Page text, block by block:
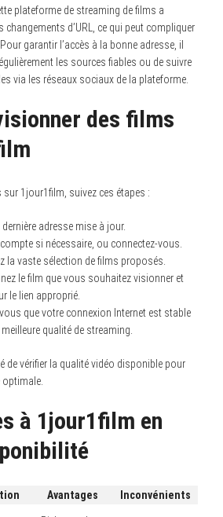
plateforme de streaming de films a
changements d’URL, ce qui peut compliquer
garantir l’accès à la bonne adresse, il
les sources fiables ou de suivre
via les réseaux sociaux de la plateforme.
des films
1jour1film, suivez ces étapes :
adresse mise à jour.
si nécessaire, ou connectez-vous.
la vaste sélection de films proposés.
le film que vous souhaitez visionner et
le lien approprié.
que votre connexion Internet est stable
qualité de streaming.
de vérifier la qualité vidéo disponible pour
optimale.
à 1jour1film en
Avantages Inconvénients